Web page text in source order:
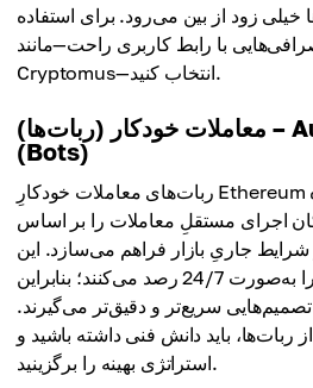
زود از بین می‌رود. برای استفاده
با رابط کاربری راحت—مانند
Cryptomus—انتخاب کنید.
معاملات خودکار (ربات‌ها) – Automated Trading
(Bots)
ربات‌های معاملات خودکارِ Ethereum از نرم‌افزاری استفاده
اجرای مستقلِ معاملات را بر اساس
جاریِ بازار فراهم می‌سازد. این
ربات‌ها داده‌های بازار را به‌صورت 24/7 رصد می‌کنند؛ بنابراین
سریع‌تر و دقیق‌تر می‌گیرند.
ربات‌ها، باید دانش فنی داشته باشید و
استراتژی بهینه را برگزینید.